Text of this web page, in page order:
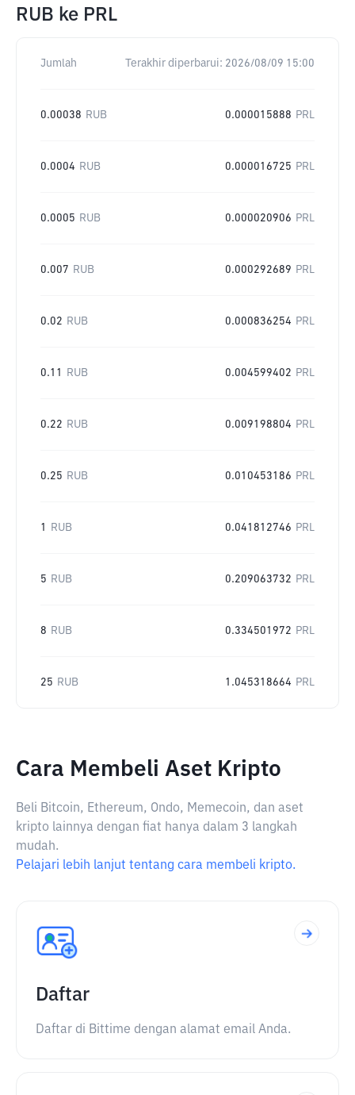
RUB ke PRL
Jumlah Terakhir diperbarui: 2026/08/09 15:00
0.00038 RUB 0.000015888 PRL
0.0004 RUB 0.000016725 PRL
0.0005 RUB 0.000020906 PRL
0.007 RUB 0.000292689 PRL
0.02 RUB 0.000836254 PRL
0.11 RUB 0.004599402 PRL
0.22 RUB 0.009198804 PRL
0.25 RUB 0.010453186 PRL
1 RUB 0.041812746 PRL
5 RUB 0.209063732 PRL
8 RUB 0.334501972 PRL
25 RUB 1.045318664 PRL
Cara Membeli Aset Kripto
Beli Bitcoin, Ethereum, Ondo, Memecoin, dan aset
kripto lainnya dengan fiat hanya dalam 3 langkah
mudah.
Pelajari lebih lanjut tentang cara membeli kripto.
Daftar
Daftar di Bittime dengan alamat email Anda.